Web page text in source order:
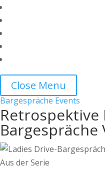
Close Menu
Bargespräche Events
Retrospektive
Bargespräche
Aus der Serie